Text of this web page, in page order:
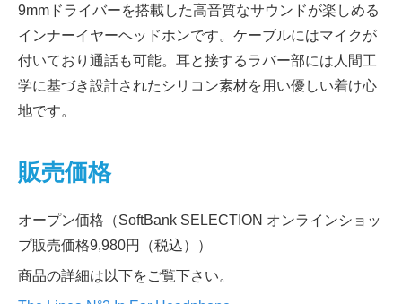
9mmドライバーを搭載した高音質なサウンドが楽しめる
インナーイヤーヘッドホンです。ケーブルにはマイクが
付いており通話も可能。耳と接するラバー部には人間工
学に基づき設計されたシリコン素材を用い優しい着け心
地です。
販売価格
オープン価格（SoftBank SELECTION オンラインショッ
プ販売価格9,980円（税込））
商品の詳細は以下をご覧下さい。